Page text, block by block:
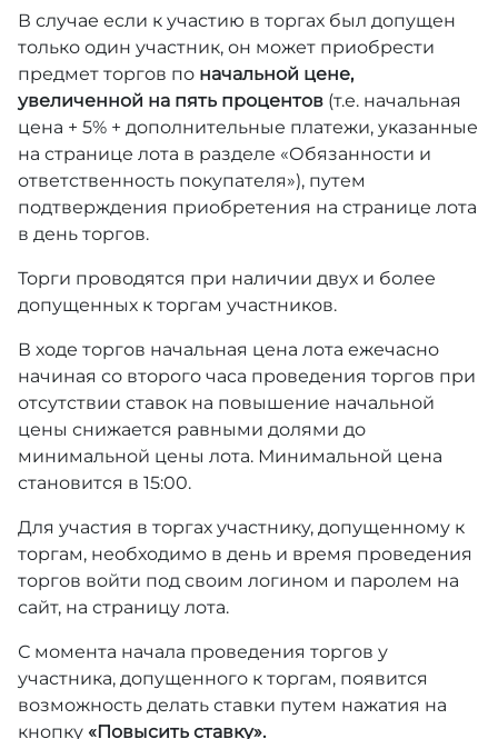
В случае если к участию в торгах был допущен
только один участник, он может приобрести
предмет торгов по начальной цене,
увеличенной на пять процентов (т.е. начальная
цена + 5% + дополнительные платежи, указанные
на странице лота в разделе «Обязанности и
ответственность покупателя»), путем
подтверждения приобретения на странице лота
в день торгов.
Торги проводятся при наличии двух и более
допущенных к торгам участников.
В ходе торгов начальная цена лота ежечасно
начиная со второго часа проведения торгов при
отсутствии ставок на повышение начальной
цены снижается равными долями до
минимальной цены лота. Минимальной цена
становится в 15:00.
Для участия в торгах участнику, допущенному к
торгам, необходимо в день и время проведения
торгов войти под своим логином и паролем на
сайт, на страницу лота.
С момента начала проведения торгов у
участника, допущенного к торгам, появится
возможность делать ставки путем нажатия на
кнопку «Повысить ставку».